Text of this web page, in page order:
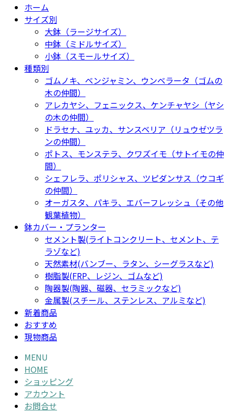
ホーム
サイズ別
大鉢（ラージサイズ）
中鉢（ミドルサイズ）
小鉢（スモールサイズ）
種類別
ゴムノキ、ベンジャミン、ウンベラータ（ゴムの
木の仲間）
アレカヤシ、フェニックス、ケンチャヤシ（ヤシ
の木の仲間）
ドラセナ、ユッカ、サンスベリア（リュウゼツラ
ンの仲間）
ポトス、モンステラ、クワズイモ（サトイモの仲
間）
シェフレラ、ポリシャス、ツピダンサス（ウコギ
の仲間）
オーガスタ、パキラ、エバーフレッシュ（その他
観葉植物）
鉢カバー・プランター
セメント製(ライトコンクリート、セメント、テ
ラゾなど)
天然素材(バンブー、ラタン、シーグラスなど)
樹脂製(FRP、レジン、ゴムなど)
陶器製(陶器、磁器、セラミックなど)
金属製(スチール、ステンレス、アルミなど)
新着商品
おすすめ
現物商品
MENU
HOME
ショッピング
アカウント
お問合せ